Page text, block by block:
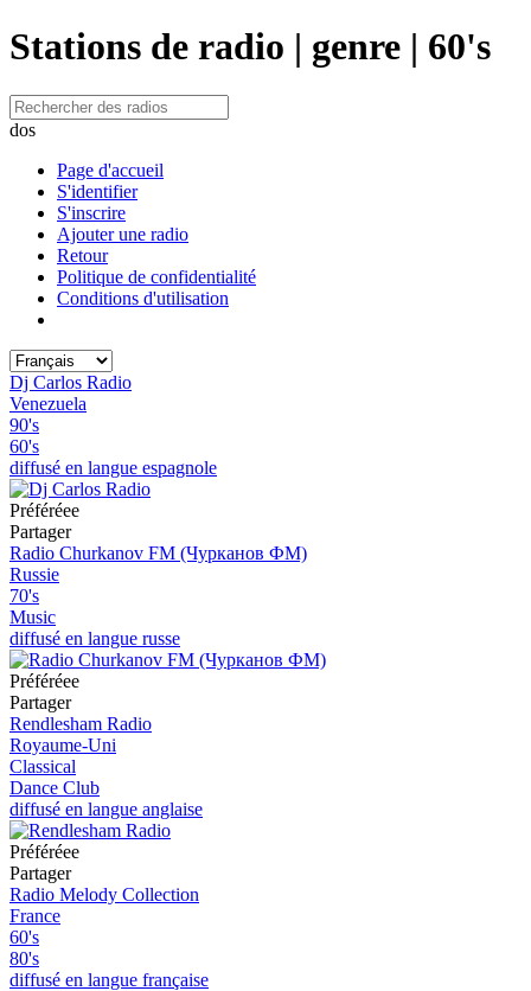
Stations de radio | genre | 60's
dos
Page d'accueil
S'identifier
S'inscrire
Ajouter une radio
Retour
Politique de confidentialité
Conditions d'utilisation
Dj Carlos Radio
Venezuela
90's
60's
diffusé en langue espagnole
Préféréeе
Partager
Radio Churkanov FM (Чурканов ФМ)
Russie
70's
Music
diffusé en langue russe
Préféréeе
Partager
Rendlesham Radio
Royaume-Uni
Classical
Dance Club
diffusé en langue anglaise
Préféréeе
Partager
Radio Melody Collection
France
60's
80's
diffusé en langue française